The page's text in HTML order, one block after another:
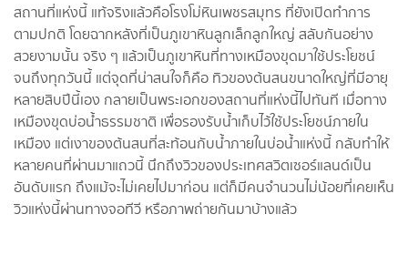
สถานที่แห่งนี้ แท้จริงแล้วคือโรงโม่หินเพชรสมุทร ที่ยังเปิดทำการ
ตามปกติ โดยฉากหลังที่เป็นภูเขาหินลูกเล็กลูกใหญ่ สลับกันอย่าง
สวยงามนั้น จริง ๆ แล้วเป็นภูเขาหินที่ทางเหมืองขุดมาใช้ประโยชน์
จนถึงทุกวันนี้ แต่จุดที่น่าสนใจก็คือ ทิวของต้นสนขนาดใหญ่ที่มีอายุ
หลายสิบปีนี้เอง กลายเป็นพระเอกของสถานที่แห่งนี้ไปทันที เมื่อทาง
เหมืองขุดบ่อน้ำธรรมชาติ เพื่อรองรับน้ำเก็บไว้ใช้ประโยชน์ภายใน
เหมือง แต่เงาของต้นสนที่สะท้อนกับน้ำภายในบ่อน้ำแห่งนี้ กลับทำให้
หลายคนที่ผ่านมาแถวนี้ นึกถึงวิวของประเทศสวิตเซอร์แลนด์เป็น
อันดับแรก ถึงแม้จะไม่เคยไปมาก่อน แต่ก็มีคนจำนวนไม่น้อยที่เคยเห็น
วิวแห่งนี้ผ่านทางจอทีวี หรือภาพถ่ายกันมาบ้างแล้ว